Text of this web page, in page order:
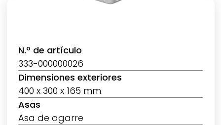
N.º de artículo
333-000000026
Dimensiones exteriores
400 x 300 x 165 mm
Asas
Asa de agarre